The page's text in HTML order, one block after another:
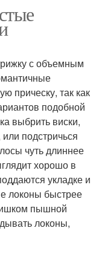
волосы
боб
боб
с объемным
прическу, так как
подобной
выбрить виски,
подстричься
чуть длиннее
хорошо в
укладке и
локоны быстрее
пышной
локоны,